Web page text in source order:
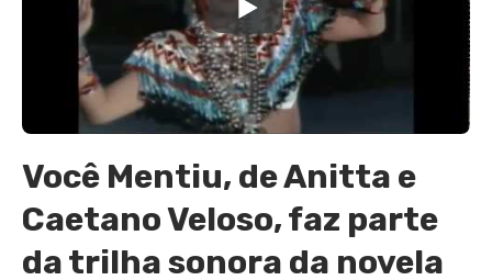
Você Mentiu, de Anitta e
Caetano Veloso, faz parte
da trilha sonora da novela